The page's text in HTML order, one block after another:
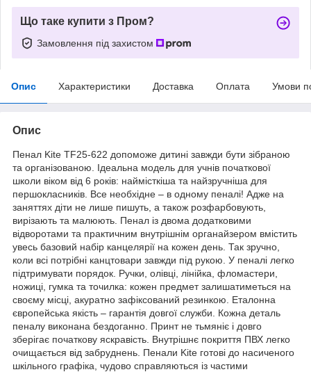
Що таке купити з Пром?
Замовлення під захистом
Опис Характеристики Доставка Оплата Умови
Опис
Пенал Kite TF25-622 допоможе дитині завжди бути зібраною
та організованою. Ідеальна модель для учнів початкової
школи віком від 6 років: наймісткіша та найзручніша для
першокласників. Все необхідне – в одному пеналі! Адже на
заняттях діти не лише пишуть, а також розфарбовують,
вирізають та малюють. Пенал із двома додатковими
відворотами та практичним внутрішнім органайзером вмістить
увесь базовий набір канцелярії на кожен день. Так зручно,
коли всі потрібні канцтовари завжди під рукою. У пеналі легко
підтримувати порядок. Ручки, олівці, лінійка, фломастери,
ножиці, гумка та точилка: кожен предмет залишатиметься на
своєму місці, акуратно зафіксований резинкою. Еталонна
європейська якість – гарантія довгої служби. Кожна деталь
пеналу виконана бездоганно. Принт не тьмяніє і довго
зберігає початкову яскравість. Внутрішнє покриття ПВХ легко
очищається від забруднень. Пенали Kite готові до насиченого
шкільного графіка, чудово справляються із частими